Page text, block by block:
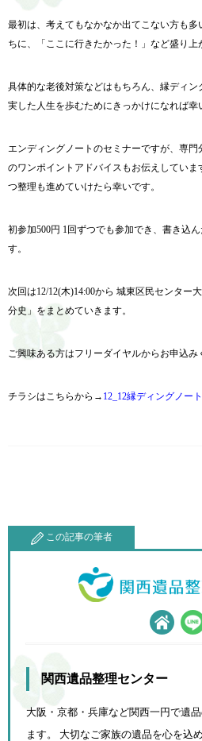
最初は、考えてもなかなか出てこない方も多
ちに、「ここに行きたかった！」 など盛り上
具体的な老後対策などはもちろん、縁ディン
実した人生を歩むためにきっかけになれば幸
エンディングノートのセミナーですが、専門
のワンポイントアドバイスもお伝えしていま
つ整理も進めていけたら幸いです。
初参加500円 1回ずつでも参加でき、 書き込
す。
次回は12/12(木)14:00から 城東区民センター
分史」をまとめていきます。
ご興味ある方はフリーダイヤルからお申込み
チラシはこちらから→ 12_12縁ディングノー
この記事の筆者
関西遺品整理センター
大阪・京都・兵庫など関西一円で遺
ます。 大切なご家族の遺品を心を込